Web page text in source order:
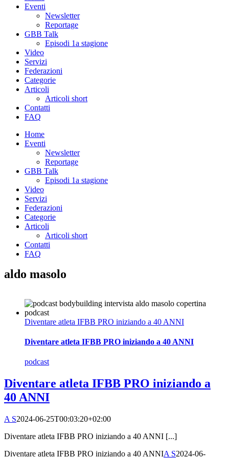
Eventi
Newsletter
Reportage
GBB Talk
Episodi 1a stagione
Video
Servizi
Federazioni
Categorie
Articoli
Articoli short
Contatti
FAQ
Home
Eventi
Newsletter
Reportage
GBB Talk
Episodi 1a stagione
Video
Servizi
Federazioni
Categorie
Articoli
Articoli short
Contatti
FAQ
aldo masolo
Diventare atleta IFBB PRO iniziando a 40 ANNI
Diventare atleta IFBB PRO iniziando a 40 ANNI
podcast
Diventare atleta IFBB PRO iniziando a
40 ANNI
A S2024-06-25T00:03:20+02:00
Diventare atleta IFBB PRO iniziando a 40 ANNI [...]
Diventare atleta IFBB PRO iniziando a 40 ANNIA S2024-06-